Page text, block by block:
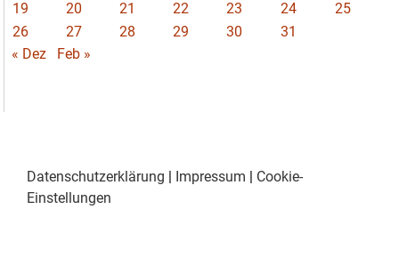
19
20 21 22 23 24
25
26
27 28 29 30
31
« Dez
Feb »
Datenschutzerklärung Impressum
Cookie-
Einstellungen